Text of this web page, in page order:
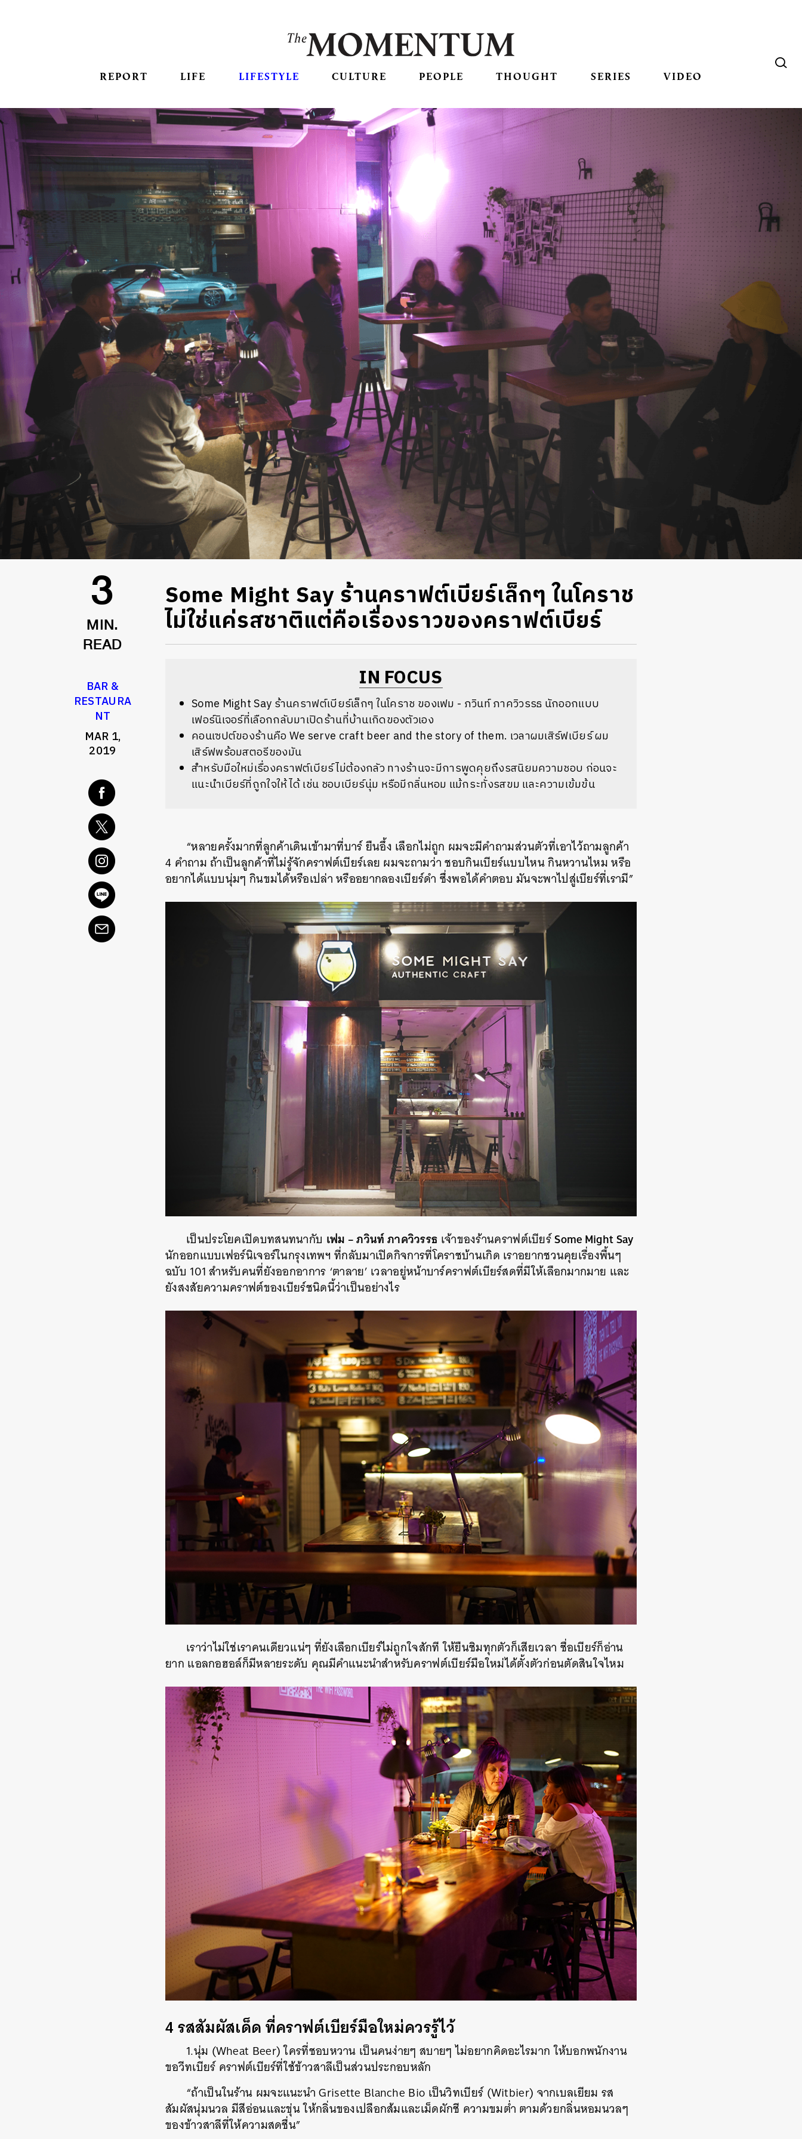
REPORT LIFE LIFESTYLE CULTURE PEOPLE THOUGHT SERIES VIDEO
3
MIN.
READ
BAR &
RESTAURA
NT
MAR 1,
2019
Some Might Say ร้านคราฟต์เบียร์เล็กๆ ในโคราช
ไม่ใช่แค่รสชาติแต่คือเรื่องราวของคราฟต์เบียร์
IN FOCUS
Some Might Say ร้านคราฟต์เบียร์เล็กๆ ในโคราช ของเฟม - ภวินท์ ภาควิวรรธ นักออกแบบ
เฟอร์นิเจอร์ที่เลือกกลับมาเปิดร้านที่บ้านเกิดของตัวเอง
คอนเซปต์ของร้านคือ We serve craft beer and the story of them. เวลาผมเสิร์ฟเบียร์ ผม
เสิร์ฟพร้อมสตอรีของมัน
สำหรับมือใหม่เรื่องคราฟต์เบียร์ไม่ต้องกลัว ทางร้านจะมีการพูดคุยถึงรสนิยมความชอบ ก่อนจะ
แนะนำเบียร์ที่ถูกใจให้ได้ เช่น ชอบเบียร์นุ่ม หรือมีกลิ่นหอม แม้กระทั่งรสขม และความเข้มข้น
“หลายครั้งมากที่ลูกค้าเดินเข้ามาที่บาร์ ยืนอึ้ง เลือกไม่ถูก ผมจะมีคำถามส่วนตัวที่เอาไว้ถามลูกค้า
4 คำถาม ถ้าเป็นลูกค้าที่ไม่รู้จักคราฟต์เบียร์เลย ผมจะถามว่า ชอบกินเบียร์แบบไหน กินหวานไหม หรือ
อยากได้แบบนุ่มๆ กินขมได้หรือเปล่า หรืออยากลองเบียร์ดำ ซึ่งพอได้คำตอบ มันจะพาไปสู่เบียร์ที่เรามี”
เป็นประโยคเปิดบทสนทนากับ เฟม – ภวินท์ ภาควิวรรธ เจ้าของร้านคราฟต์เบียร์Some Might Say
นักออกแบบเฟอร์นิเจอร์ในกรุงเทพฯ ที่กลับมาเปิดกิจการที่โคราชบ้านเกิด เราอยากชวนคุยเรื่องพื้นๆ
ฉบับ 101 สำหรับคนที่ยังออกอาการ ‘ตาลาย’ เวลาอยู่หน้าบาร์คราฟต์เบียร์สดที่มีให้เลือกมากมาย และ
ยังสงสัยความคราฟต์ของเบียร์ชนิดนี้ว่าเป็นอย่างไร
เราว่าไม่ใช่เราคนเดียวแน่ๆ ที่ยังเลือกเบียร์ไม่ถูกใจสักที ให้ยืนชิมทุกตัวก็เสียเวลา ชื่อเบียร์ก็อ่าน
ยาก แอลกอฮอล์ก็มีหลายระดับ คุณมีคำแนะนำสำหรับคราฟต์เบียร์มือใหม่ได้ตั้งตัวก่อนตัดสินใจไหม
4 รสสัมผัสเด็ด ที่คราฟต์เบียร์มือใหม่ควรรู้ไว้
1.นุ่ม (Wheat Beer) ใครที่ชอบหวาน เป็นคนง่ายๆ สบายๆ ไม่อยากคิดอะไรมาก ให้บอกพนักงาน
ขอวีทเบียร์ คราฟต์เบียร์ที่ใช้ข้าวสาลีเป็นส่วนประกอบหลัก
“ถ้าเป็นในร้าน ผมจะแนะนำ Grisette Blanche Bio เป็นวิทเบียร์ (Witbier) จากเบลเยียม รส
สัมผัสนุ่มนวล มีสีอ่อนและขุ่น ให้กลิ่นของเปลือกส้มและเม็ดผักชี ความขมต่ำ ตามด้วยกลิ่นหอมนวลๆ
ของข้าวสาลีที่ให้ความสดชื่น”
SHARE TWEET LINE EMAIL